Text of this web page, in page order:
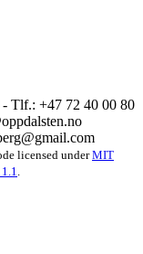
Tlf.: +47 72 40 00 80
licensed underMIT
.